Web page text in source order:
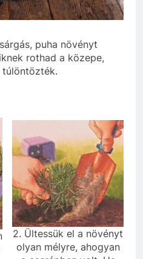
puha növényt
rothad a közepe,
2. Ültessük el a növényt
olyan mélyre, ahogyan